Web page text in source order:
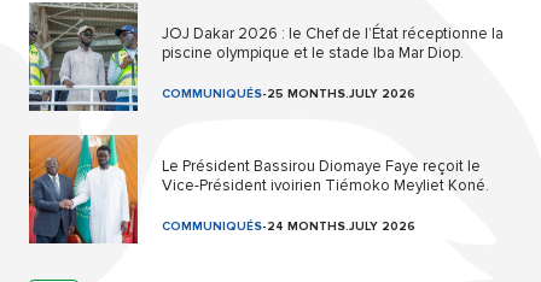
JOJ Dakar 2026 : le Chef de l’État réceptionne la
piscine olympique et le stade Iba Mar Diop.
COMMUNIQUÉS-25 MONTHS.JULY 2026
Le Président Bassirou Diomaye Faye reçoit le
Vice-Président ivoirien Tiémoko Meyliet Koné.
COMMUNIQUÉS-24 MONTHS.JULY 2026